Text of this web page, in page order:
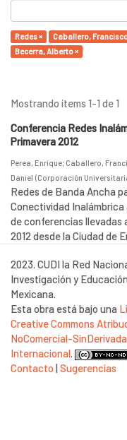
Redes × Caballero,
Becerra, Alberto ×
Mostrando ítems 1-1 de 1
Conferencia Redes
Primavera 2012
Perea, Enrique; Caballero,
Daniel (Corporación
Redes de Banda Ancha
Conectividad Inalámbrica
de conferencias llevadas
2012 desde la Ciudad de
2023. CUDI la Red
Investigación y Educación
Mexicana.
Esta obra está bajo una
Creative Commons
NoComercial-
Internacional.
Contacto |Sugerencias